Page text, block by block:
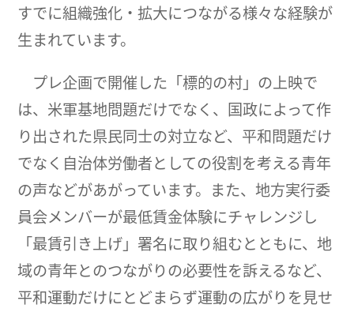
すでに組織強化・拡大につながる様々な経験が
生まれています。
プレ企画で開催した「標的の村」の上映で
は、米軍基地問題だけでなく、国政によって作
り出された県民同士の対立など、平和問題だけ
でなく自治体労働者としての役割を考える青年
の声などがあがっています。また、地方実行委
員会メンバーが最低賃金体験にチャレンジし
「最賃引き上げ」署名に取り組むとともに、地
域の青年とのつながりの必要性を訴えるなど、
平和運動だけにとどまらず運動の広がりを見せ